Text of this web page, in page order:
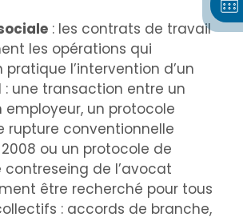
: les contrats de travail
les opérations qui
l’intervention d’un
: une transaction entre un
employeur, un protocole
rupture conventionnelle
ou un protocole de
contreseing de l’avocat
être recherché pour tous
: accords de branche,